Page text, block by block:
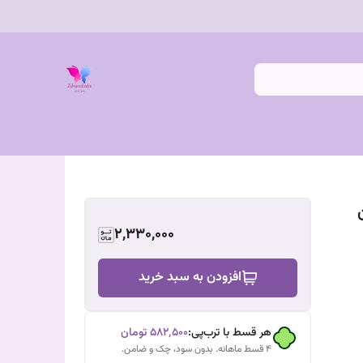
2,330,000
افزودن به سبد خرید
هر قسط با ترب‌پی:۵۸۲٬۵۰۰تومان
۴ قسط ماهانه. بدون سود، چک و ضامن.